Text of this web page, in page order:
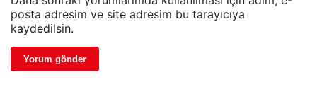
posta adresim ve site adresim bu tarayıcıya
kaydedilsin.